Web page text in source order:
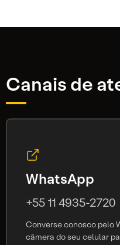
Canais de
WhatsApp
+55 11 4935-2720
Converse conosco pelo
câmera do seu celular